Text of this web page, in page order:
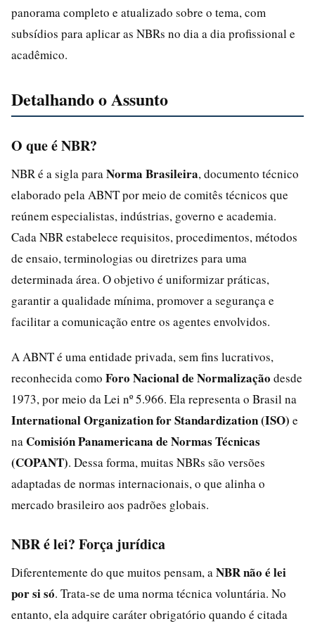
panorama completo e atualizado sobre o tema, com
subsídios para aplicar as NBRs no dia a dia profissional e
acadêmico.
Detalhando o Assunto
O que é NBR?
NBR é a sigla para Norma Brasileira, documento técnico
elaborado pela ABNT por meio de comitês técnicos que
reúnem especialistas, indústrias, governo e academia.
Cada NBR estabelece requisitos, procedimentos, métodos
de ensaio, terminologias ou diretrizes para uma
determinada área. O objetivo é uniformizar práticas,
garantir a qualidade mínima, promover a segurança e
facilitar a comunicação entre os agentes envolvidos.
A ABNT é uma entidade privada, sem fins lucrativos,
reconhecida como Foro Nacional de Normalização desde
1973, por meio da Lei nº 5.966. Ela representa o Brasil na
International Organization for Standardization (ISO) e
na Comisión Panamericana de Normas Técnicas
(COPANT). Dessa forma, muitas NBRs são versões
adaptadas de normas internacionais, o que alinha o
mercado brasileiro aos padrões globais.
NBR é lei? Força jurídica
Diferentemente do que muitos pensam, a NBR não é lei
por si só. Trata-se de uma norma técnica voluntária. No
entanto, ela adquire caráter obrigatório quando é citada